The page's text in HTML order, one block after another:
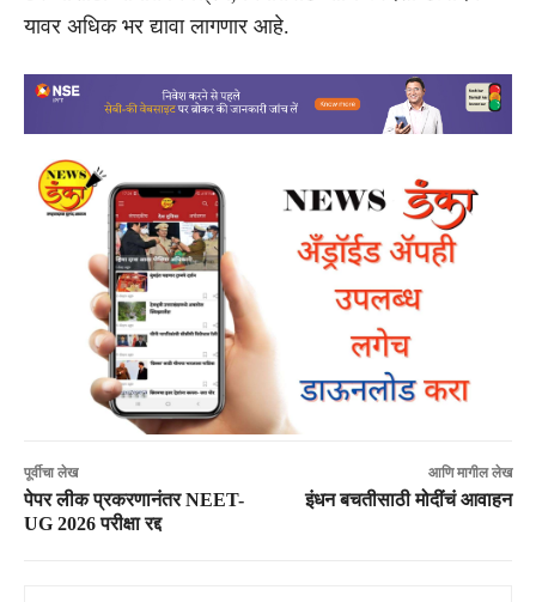
यावर अधिक भर द्यावा लागणार आहे.
पूर्वीचा लेख
पेपर लीक प्रकरणानंतर NEET-
UG 2026 परीक्षा रद्द
आणि मागील लेख
इंधन बचतीसाठी मोदींचं आवाहन